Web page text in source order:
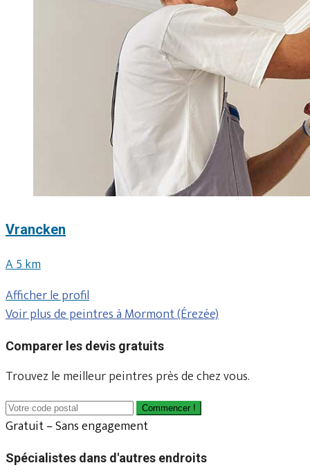
Vrancken
A 5 km
Afficher le profil
Voir plus de peintres à Mormont (Érezée)
Comparer les devis gratuits
Trouvez le meilleur peintres près de chez vous.
Commencer !
Gratuit – Sans engagement
Spécialistes dans d'autres endroits